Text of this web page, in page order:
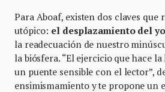
Para Aboaf, existen dos claves que
utópico: el desplazamiento del
la readecuación de nuestro
la biósfera. “El ejercicio que hace
un puente sensible con el lector”,
ensimismamiento y te propone un